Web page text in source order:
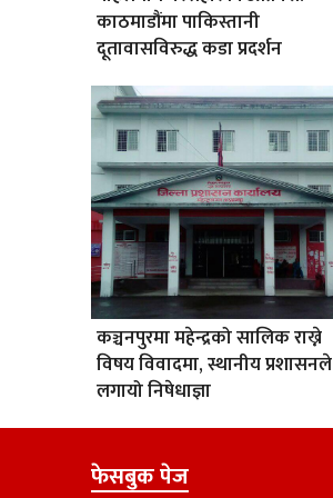
काठमाडौंमा पाकिस्तानी
दूतावासविरुद्ध कडा प्रदर्शन
कञ्चनपुरमा महेन्द्रको सालिक राख्ने
विषय विवादमा, स्थानीय प्रशासनले
लगायो निषेधाज्ञा
फेसबुक पेज